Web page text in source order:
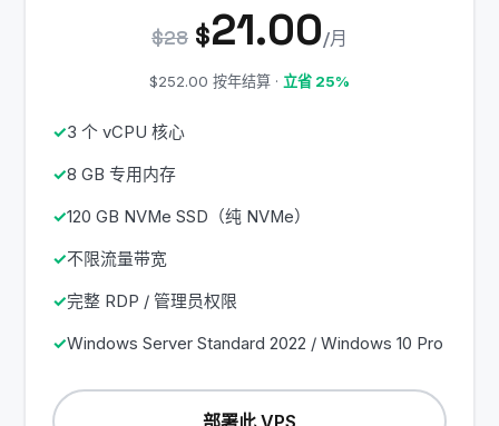
$28 $21.00/月
$252.00 按年结算 · 立省 25%
3 个 vCPU 核心
8 GB 专用内存
120 GB NVMe SSD（纯 NVMe）
不限流量带宽
完整 RDP / 管理员权限
Windows Server Standard 2022 / Windows 10 Pro
部署此 VPS